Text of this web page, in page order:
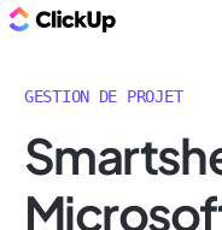
GESTION DE PROJET